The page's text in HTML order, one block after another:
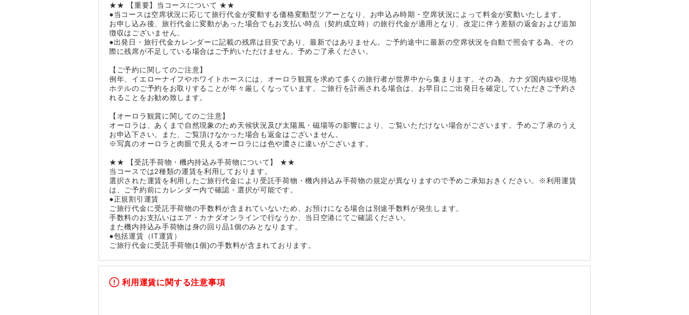
★★ 【重要】当コースについて ★★
●当コースは空席状況に応じて旅行代金が変動する価格変動型ツアーとなり、お申込み時期・空席状況によって料金が変動いたします。
お申し込み後、旅行代金に変動があった場合でもお支払い時点（契約成立時）の旅行代金が適用となり、改定に伴う差額の返金および追加
徴収はございません。
●出発日・旅行代金カレンダーに記載の残席は目安であり、最新ではありません。ご予約途中に最新の空席状況を自動で照会する為、その
際に残席が不足している場合はご予約いただけません。予めご了承ください。
【ご予約に関してのご注意】
例年、イエローナイフやホワイトホースには、オーロラ観賞を求めて多くの旅行者が世界中から集まります。その為、カナダ国内線や現地
ホテルのご予約をお取りすることが年々厳しくなっています。ご旅行を計画される場合は、お早目にご出発日を確定していただきご予約さ
れることをお勧め致します。
【オーロラ観賞に関してのご注意】
オーロラは、あくまで自然現象のため天候状況及び太陽風・磁場等の影響により、ご覧いただけない場合がございます。予めご了承のうえ
お申込下さい。また、ご覧頂けなかった場合も返金はございません。
※写真のオーロラと肉眼で見えるオーロラには色や濃さに違いがございます。
★★ 【受託手荷物・機内持込み手荷物について】 ★★
当コースでは2種類の運賃を利用しております。
選択された運賃を利用したご旅行代金により受託手荷物・機内持込み手荷物の規定が異なりますので予めご承知おきください。※利用運賃
は、ご予約前にカレンダー内で確認・選択が可能です。
●正規割引運賃
ご旅行代金に受託手荷物の手数料が含まれていないため、お預けになる場合は別途手数料が発生します。
手数料のお支払いはエア・カナダオンラインで行なうか、当日空港にてご確認ください。
また機内持込み手荷物は身の回り品1個のみとなります。
●包括運賃（IT運賃）
ご旅行代金に受託手荷物(1個)の手数料が含まれております。
利用運賃に関する注意事項